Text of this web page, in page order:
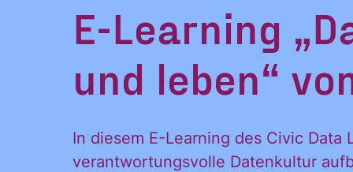
E-Learning
und leben“
In diesem E-Learning des Civic
verantwortungsvolle Datenkultur